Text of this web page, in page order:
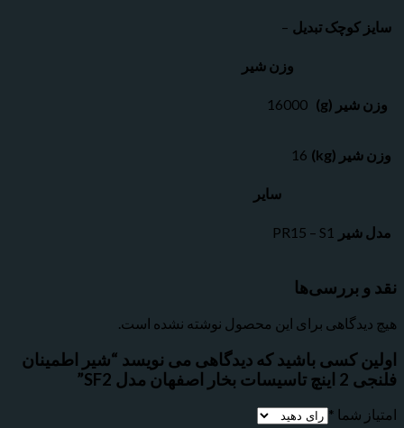
سایز کوچک تبدیل –
وزن شیر
وزن شیر (g) 16000
وزن شیر (kg) 16
سایر
مدل شیر PR15 – S1
نقد و بررسی‌ها
هیچ دیدگاهی برای این محصول نوشته نشده است.
اولین کسی باشید که دیدگاهی می نویسد “شیر اطمینان
فلنجی 2 اینچ تاسیسات بخار اصفهان مدل SF2”
امتیاز شما *